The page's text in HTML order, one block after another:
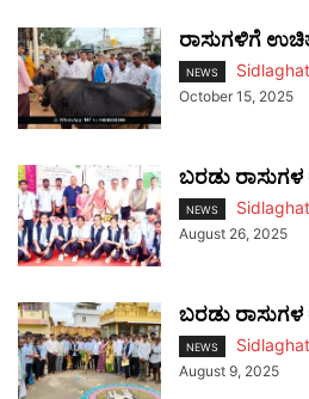
ರಾಸುಗಳಿಗೆ
NEWS
October 15, 2025
ಬರಡು
NEWS
August 26, 2025
ಬರಡು ರಾಸುಗಳ
NEWS
August 9, 2025